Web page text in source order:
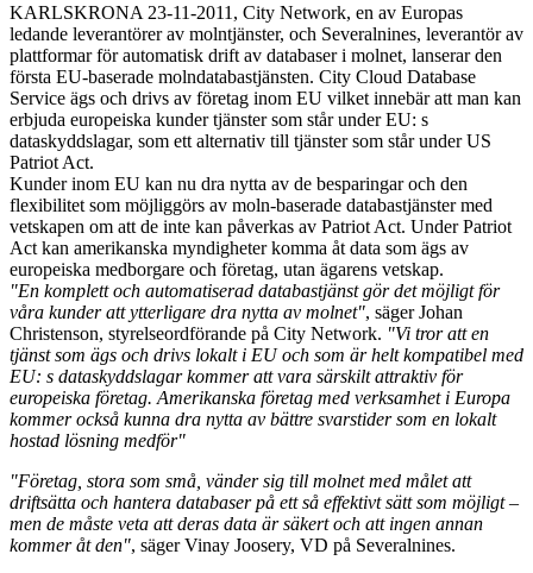
KARLSKRONA 23-11-2011, City Network, en av Europas
ledande leverantörer av molntjänster, och Severalnines, leverantör av
plattformar för automatisk drift av databaser i molnet, lanserar den
första EU-baserade molndatabastjänsten. City Cloud Database
Service ägs och drivs av företag inom EU vilket innebär att man kan
erbjuda europeiska kunder tjänster som står under EU: s
dataskyddslagar, som ett alternativ till tjänster som står under US
Patriot Act.
Kunder inom EU kan nu dra nytta av de besparingar och den
flexibilitet som möjliggörs av moln-baserade databastjänster med
vetskapen om att de inte kan påverkas av Patriot Act. Under Patriot
Act kan amerikanska myndigheter komma åt data som ägs av
europeiska medborgare och företag, utan ägarens vetskap.
"En komplett och automatiserad databastjänst gör det möjligt för
våra kunder att ytterligare dra nytta av molnet", säger Johan
Christenson, styrelseordförande på City Network. "Vi tror att en
tjänst som ägs och drivs lokalt i EU och som är helt kompatibel med
EU: s dataskyddslagar kommer att vara särskilt attraktiv för
europeiska företag. Amerikanska företag med verksamhet i Europa
kommer också kunna dra nytta av bättre svarstider som en lokalt
hostad lösning medför"
"Företag, stora som små, vänder sig till molnet med målet att
driftsätta och hantera databaser på ett så effektivt sätt som möjligt –
men de måste veta att deras data är säkert och att ingen annan
kommer åt den", säger Vinay Joosery, VD på Severalnines.